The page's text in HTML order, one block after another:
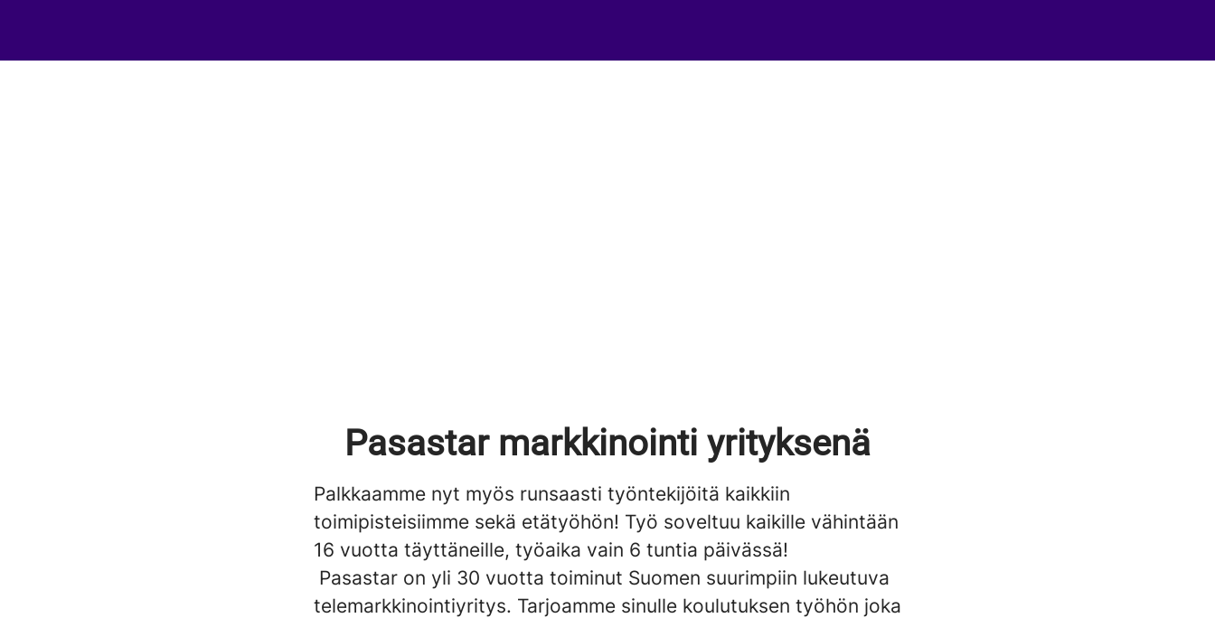
Pasastar markkinointi yrityksenä
Palkkaamme nyt myös runsaasti työntekijöitä kaikkiin
toimipisteisiimme sekä etätyöhön! Työ soveltuu kaikille vähintään
16 vuotta täyttäneille, työaika vain 6 tuntia päivässä!
Pasastar on yli 30 vuotta toiminut Suomen suurimpiin lukeutuva
telemarkkinointiyritys. Tarjoamme sinulle koulutuksen työhön joka